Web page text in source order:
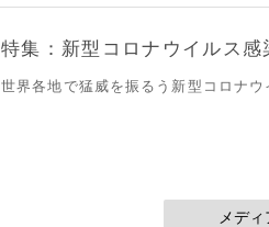
特集：新型コロナウイルス感
世界各地で猛威を振るう新型コロナウ
メデ